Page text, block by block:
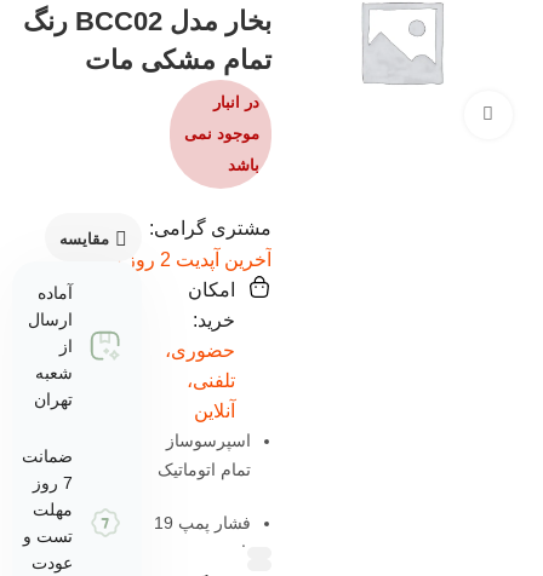
برای بزرگنمایی کلیک کنید
بخار مدل BCC02 رنگ
تمام مشکی مات
در انبار
موجود نمی
باشد
مشتری گرامی:
آخرین آپدیت 2 روز پیش
امکان
خرید:
حضوری،
تلفنی،
آنلاین
اسپرسوساز
تمام اتوماتیک
فشار پمپ 19
بار
مقایسه
آماده
ارسال
از
شعبه
تهران
ضمانت
7 روز
مهلت
تست و
عودت